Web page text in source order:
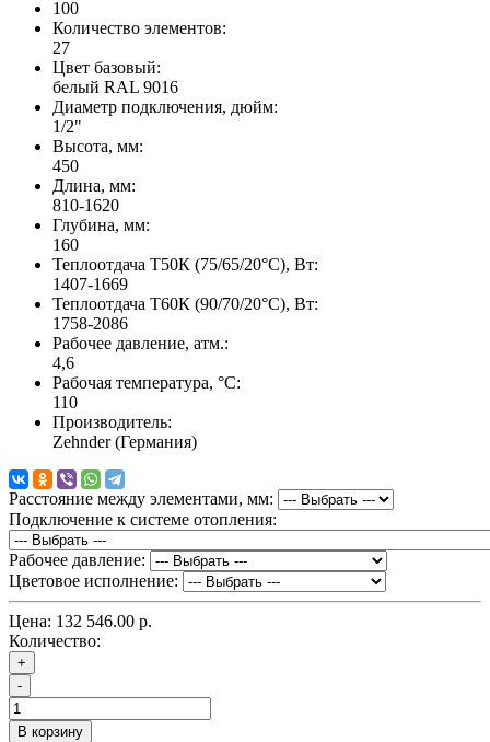
100
Количество элементов:
27
Цвет базовый:
белый RAL 9016
Диаметр подключения, дюйм:
1/2"
Высота, мм:
450
Длина, мм:
810-1620
Глубина, мм:
160
Теплоотдача Т50К (75/65/20°C), Вт:
1407-1669
Теплоотдача Т60К (90/70/20°C), Вт:
1758-2086
Рабочее давление, атм.:
4,6
Рабочая температура, °C:
110
Производитель:
Zehnder (Германия)
Расстояние между элементами, мм:
Подключение к системе отопления:
Рабочее давление:
Цветовое исполнение:
Цена: 132 546.00 р.
Количество:
+
-
В корзину